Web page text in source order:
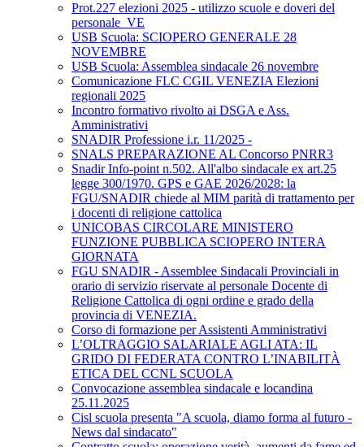
Prot.227 elezioni 2025 - utilizzo scuole e doveri del
personale_VE
USB Scuola: SCIOPERO GENERALE 28
NOVEMBRE
USB Scuola: Assemblea sindacale 26 novembre
Comunicazione FLC CGIL VENEZIA Elezioni
regionali 2025
Incontro formativo rivolto ai DSGA e Ass.
Amministrativi
SNADIR Professione i.r. 11/2025 -
SNALS PREPARAZIONE AL Concorso PNRR3
Snadir Info-point n.502. All'albo sindacale ex art.25
legge 300/1970. GPS e GAE 2026/2028: la
FGU/SNADIR chiede al MIM parità di trattamento per
i docenti di religione cattolica
UNICOBAS CIRCOLARE MINISTERO
FUNZIONE PUBBLICA SCIOPERO INTERA
GIORNATA
FGU SNADIR - Assemblee Sindacali Provinciali in
orario di servizio riservate al personale Docente di
Religione Cattolica di ogni ordine e grado della
provincia di VENEZIA.
Corso di formazione per Assistenti Amministrativi
L’OLTRAGGIO SALARIALE AGLI ATA: IL
GRIDO DI FEDERATA CONTRO L’INABILITÀ
ETICA DEL CCNL SCUOLA
Convocazione assemblea sindacale e locandina
25.11.2025
Cisl scuola presenta "A scuola, diamo forma al futuro -
News dal sindacato"